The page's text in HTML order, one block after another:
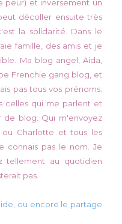
peur) et inversement un
décoller ensuite très
la solidarité. Dans le
famille, des amis et je
Ma blog angel, Aida,
Frenchie gang blog, et
pas tous vos prénoms.
celles qui me parlent et
de blog. Qui m'envoyez
ou Charlotte et tous les
connais pas le nom. Je
tellement au quotidien
pas.
ou encore le partage